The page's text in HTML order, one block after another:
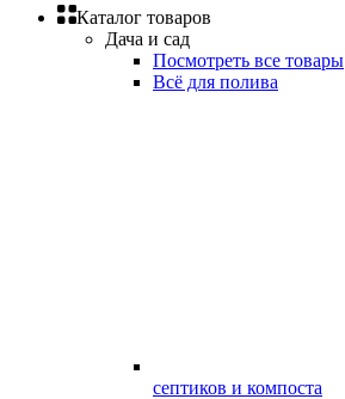
Каталог товаров
Дача и сад
Посмотреть все товары
Всё для полива
септиков и компоста